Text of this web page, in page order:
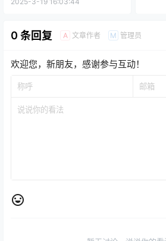
0 条回复 A 文章作者 M 管理员
欢迎您，新朋友，感谢参与互动！